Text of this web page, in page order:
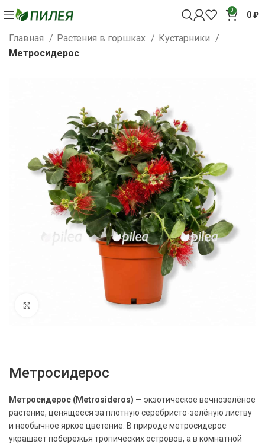
0 0₽
Главная Растения в горшках
Кустарники
Метросидерос
Нажмите, чтобы увеличить
Метросидерос
Метросидерос (Metrosideros) — экзотическое вечнозелёное
растение, ценящееся за плотную серебристо-зелёную листву
и необычное яркое цветение. В природе метросидерос
украшает побережья тропических островов, а в комнатной